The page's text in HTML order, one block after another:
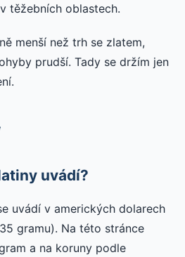
těžebních oblastech.
menší než trh se zlatem,
prudší. Tady se držím jen
uvádí?
uvádí v amerických dolarech
gramu). Na této stránce
a na koruny podle